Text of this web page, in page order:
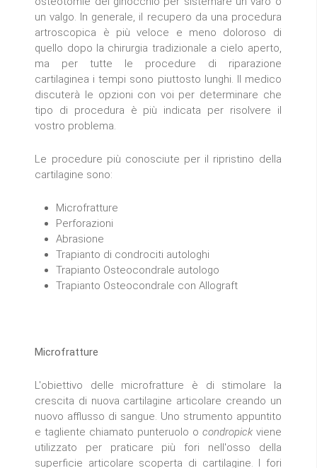
un valgo. In generale, il recupero da una procedura
artroscopica è più veloce e meno doloroso di
quello dopo la chirurgia tradizionale a cielo aperto,
ma per tutte le procedure di riparazione
cartilaginea i tempi sono piuttosto lunghi. Il medico
discuterà le opzioni con voi per determinare che
tipo di procedura è più indicata per risolvere il
vostro problema.
Le procedure più conosciute per il ripristino della
cartilagine sono:
Microfratture
Perforazioni
Abrasione
Trapianto di condrociti autologhi
Trapianto Osteocondrale autologo
Trapianto Osteocondrale con Allograft
Microfratture
L'obiettivo delle microfratture è di stimolare la
crescita di nuova cartilagine articolare creando un
nuovo afflusso di sangue. Uno strumento appuntito
e tagliente chiamato punteruolo o condropickviene
utilizzato per praticare più fori nell'osso della
superficie articolare scoperta di cartilagine. I fori